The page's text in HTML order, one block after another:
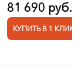
81 690 руб.
КУПИТЬ В 1 КЛИК